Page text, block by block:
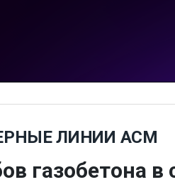
ЛИНИИ АСМ
газобетона